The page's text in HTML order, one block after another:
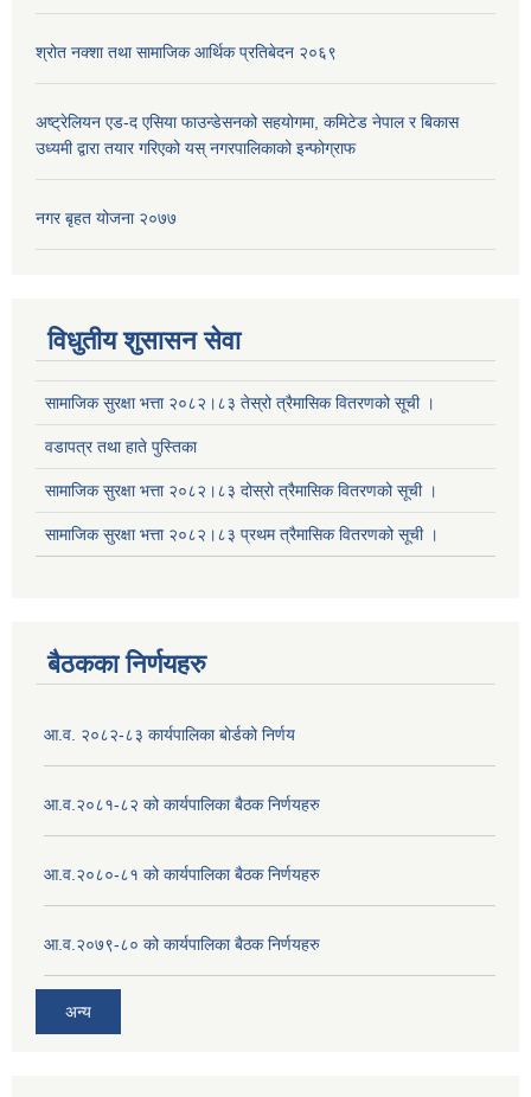
श्रोत नक्शा तथा सामाजिक आर्थिक प्रतिबेदन २०६९
अष्ट्रेलियन एड-द एसिया फाउन्डेसनको सहयोगमा, कमिटेड नेपाल र बिकास
उध्यमी द्वारा तयार गरिएको यस् नगरपालिकाको इन्फोग्राफ
नगर बृहत योजना २०७७
विधुतीय शुसासन सेवा
सामाजिक सुरक्षा भत्ता २०८२।८३ तेस्रो त्रैमासिक वितरणको सूची ।
वडापत्र तथा हाते पुस्तिका
सामाजिक सुरक्षा भत्ता २०८२।८३ दोस्रो त्रैमासिक वितरणको सूची ।
सामाजिक सुरक्षा भत्ता २०८२।८३ प्रथम त्रैमासिक वितरणको सूची ।
बैठकका निर्णयहरु
आ.व. २०८२-८३ कार्यपालिका बोर्डको निर्णय
आ.व.२०८१-८२ को कार्यपालिका बैठक निर्णयहरु
आ.व.२०८०-८१ को कार्यपालिका बैठक निर्णयहरु
आ.व.२०७९-८० को कार्यपालिका बैठक निर्णयहरु
अन्य